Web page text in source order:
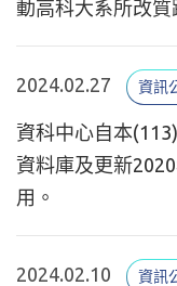
動高科大系所改質
2024.02.27 資訊
資科中心自本
資料庫及更新
用。
2024.02.10 資訊